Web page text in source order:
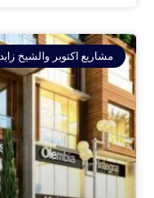
مشاريع اكتوبر والشيخ زايد